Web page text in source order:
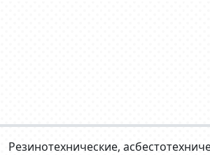
Резинотехнические,